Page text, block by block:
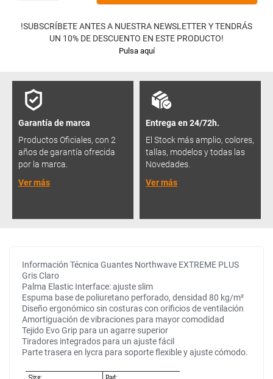
!SUBSCRÍBETE ANTES A NUESTRA NEWSLETTER Y TENDRÁS
UN 10% DE DESCUENTO EN ESTE PRODUCTO!
Pulsa aquí
Garantía de marca
Productos Oficiales, con 2
años de garantía ofrecida
por la marca.
Ver más
Entrega en 24/72h.
El Stock más amplio, colores,
tallas, modelos y todas las
Novedades.
Ver más
Información Técnica Guantes Northwave EXTREME PLUS
Gris Claro
Palma Elastic Interface: ajuste slim
Espuma base de poliuretano perforado, densidad 80 kg/m²
Diseño ergonómico sin costuras con orificios de ventilación
Amortiguación de vibraciones para mayor comodidad
Tejido Evo Grip para un agarre superior
Tiradores integrados para un ajuste fácil
Parte trasera en lycra para soporte flexible y ajuste cómodo.